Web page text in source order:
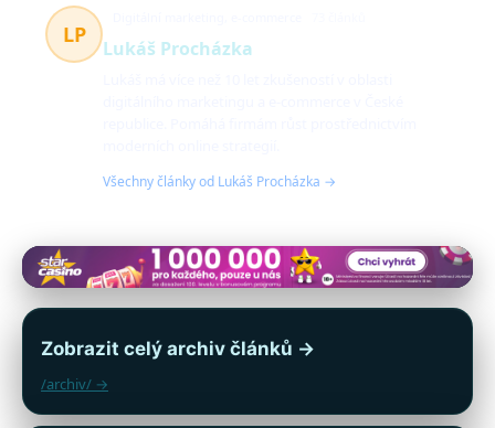
LP
Lukáš Procházka
Všechny články od Lukáš Procházka →
Zobrazit celý archiv článků →
/archiv/ →